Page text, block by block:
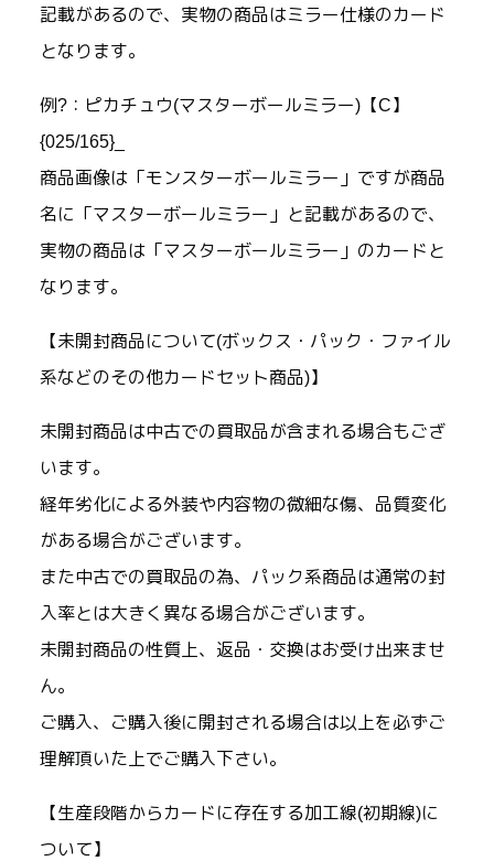
記載があるので、実物の商品はミラー仕様のカード
となります。
例?：ピカチュウ(マスターボールミラー)【C】
{025/165}_
商品画像は「モンスターボールミラー」ですが商品
名に「マスターボールミラー」と記載があるので、
実物の商品は「マスターボールミラー」のカードと
なります。
【未開封商品について(ボックス・パック・ファイル
系などのその他カードセット商品)】
未開封商品は中古での買取品が含まれる場合もござ
います。
経年劣化による外装や内容物の微細な傷、品質変化
がある場合がございます。
また中古での買取品の為、パック系商品は通常の封
入率とは大きく異なる場合がございます。
未開封商品の性質上、返品・交換はお受け出来ませ
ん。
ご購入、ご購入後に開封される場合は以上を必ずご
理解頂いた上でご購入下さい。
【生産段階からカードに存在する加工線(初期線)に
ついて】